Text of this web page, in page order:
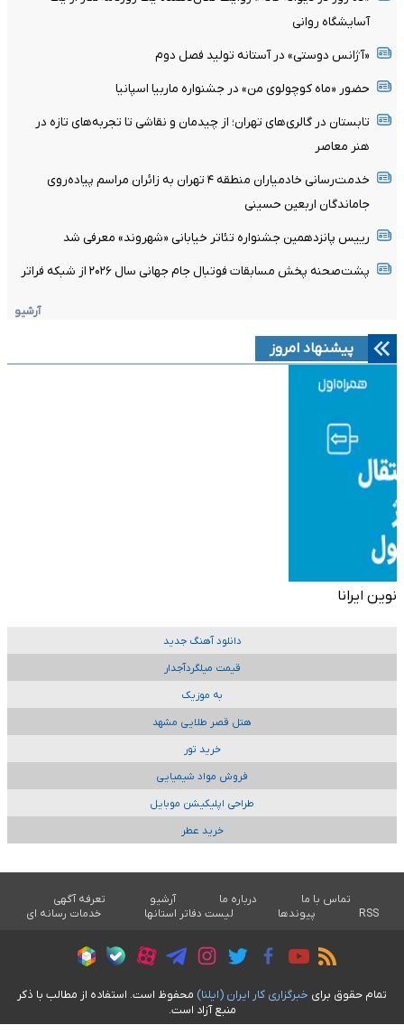
آسایشگاه روانی
«آژانس دوستی» در آستانه تولید فصل دوم
حضور «ماه کوچولوی من» در جشنواره ماربیا اسپانیا
تابستان در گالری‌های تهران؛ از چیدمان و نقاشی تا تجربه‌های تازه در
هنر معاصر
خدمت‌رسانی خادمیاران منطقه ۴ تهران به زائران مراسم پیاده‌روی
جاماندگان اربعین حسینی
رییس پانزدهمین جشنواره تئاتر خیابانی «شهروند» معرفی شد
پشت‌صحنه پخش مسابقات فوتبال جام جهانی سال ۲۰۲۶ از شبکه فراتر
آرشیو
پیشنهاد امروز
نوین ایرانا
دانلود آهنگ جدید
قیمت میلگردآجدار
به موزیک
هتل قصر طلایی مشهد
خرید تور
فروش مواد شیمیایی
طراحی اپلیکیشن موبایل
خرید عطر
تماس با ما درباره ما آرشیو
تعرفه آگهی
RSS
پیوندها لیست دفاتر استانها خدمات رسانه ای
تمام حقوق برای خبرگزاری کار ايران (ايلنا) محفوظ است. استفاده از مطالب با ذکر
منبع آزاد است.